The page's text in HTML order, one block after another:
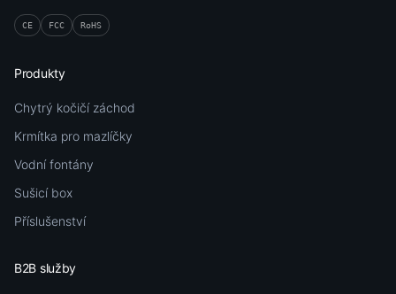
CE FCC RoHS
Produkty
Chytrý kočičí záchod
Krmítka pro mazlíčky
Vodní fontány
Sušicí box
Příslušenství
B2B služby